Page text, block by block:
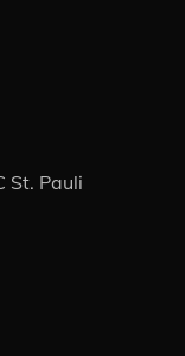
St. Pauli